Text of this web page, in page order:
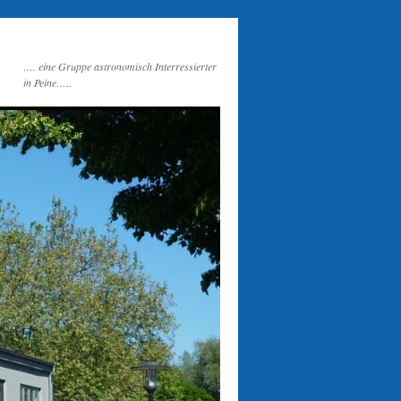
…. eine Gruppe astronomisch Interressierter
in Peine…..